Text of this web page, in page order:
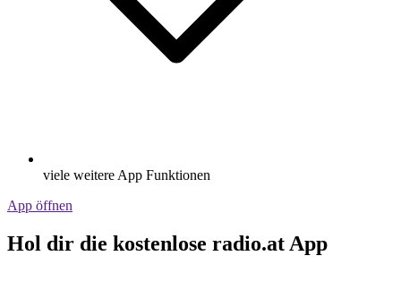
viele weitere App Funktionen
App öffnen
Hol dir die kostenlose radio.at App